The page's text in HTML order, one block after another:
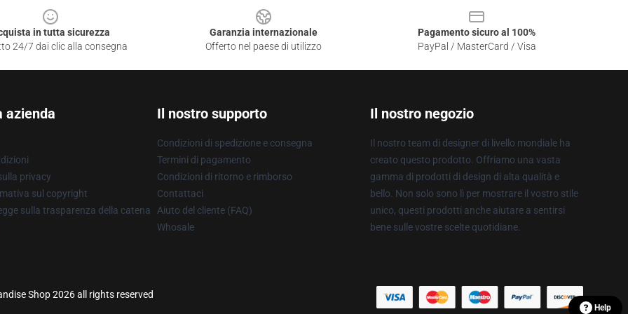
in tutta sicurezza
24/7 dai clic alla consegna
Garanzia internazionale
Offerto nel paese di utilizzo
Pagamento sicuro al 100%
PayPal / MasterCard / Visa
azienda
privacy
sul copyright
sulla trasparenza della catena
Il nostro supporto
Condizioni di spedizione e consegna
Termini di pagamento
Condizioni di ritorno e rimborso
Contattaci
Aiuto del cliente (FAQ)
Whosale
Il nostro negozio
Il nostro team di designer di livello mondiale ha
creato questo prodotto. Offriamo una vasta
gamma di prodotti di design di alta qualità e
bello. Non solo sono lì per mostrare il vostro stile
unico, questi prodotti anche aiutare a sentirsi
bene sulle vostre scelte quotidiane.
Shop 2026 all rights reserved
Help